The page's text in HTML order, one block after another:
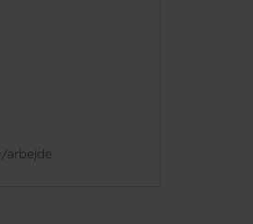
arbejde